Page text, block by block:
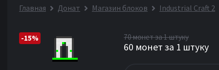
Главная Донат Магазин блоков Industrial Craft 2
-15% 70 монет за 1 штуку
60 монет за 1 штуку